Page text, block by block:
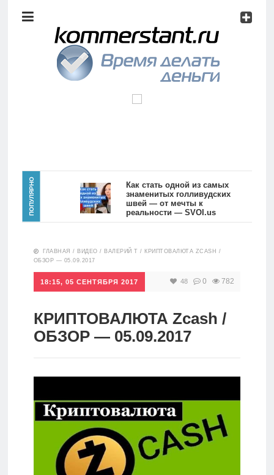
анализ
Видео
Сделано
Главная
Новости
Аналитика
Инвестиции
Дивиденды
Сделано
ПОПУЛЯРНО
Как стать одной из самых
знаменитых голливудских
швей — от мечты к
реальности — SVOI.us
10551
ГЛАВНАЯ / ВИДЕО / ВАЛЕРИЙ Т / КРИПТОВАЛЮТА ZCASH /
ОБЗОР — 05.09.2017
18:15, 05 СЕНТЯБРЯ 2017 48 0 782
КРИПТОВАЛЮТА Zcash /
ОБЗОР — 05.09.2017